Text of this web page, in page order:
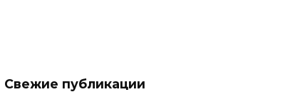
Свежие публикации